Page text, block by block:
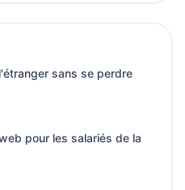
sans se perdre
pour les salariés de la